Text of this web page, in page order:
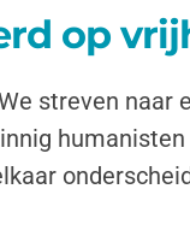
op
streven